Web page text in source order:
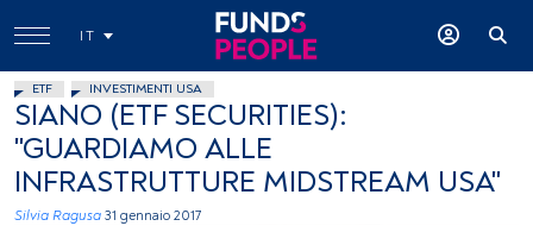
IT
ETF INVESTIMENTI USA
SIANO (ETF SECURITIES):
"GUARDIAMO ALLE
INFRASTRUTTURE MIDSTREAM USA"
Silvia Ragusa 31 gennaio 2017